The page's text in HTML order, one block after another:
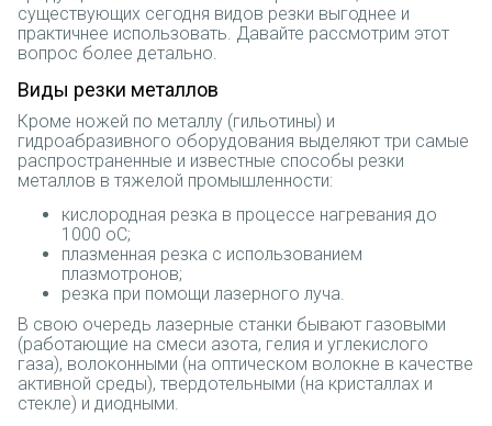
существующих сегодня видов резки выгоднее и
практичнее использовать. Давайте рассмотрим этот
вопрос более детально.
Виды резки металлов
Кроме ножей по металлу (гильотины) и
гидроабразивного оборудования выделяют три самые
распространенные и известные способы резки
металлов в тяжелой промышленности:
кислородная резка в процессе нагревания до
1000 оС;
плазменная резка с использованием
плазмотронов;
резка при помощи лазерного луча.
В свою очередь лазерные станки бывают газовыми
(работающие на смеси азота, гелия и углекислого
газа), волоконными (на оптическом волокне в качестве
активной среды), твердотельными (на кристаллах и
стекле) и диодными.